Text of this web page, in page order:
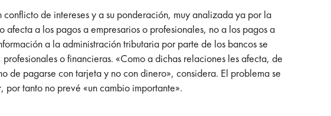
de intereses y a su ponderación, muy analizada ya por la
a los pagos a empresarios o profesionales, no a los pagos a
a la administración tributaria por parte de los bancos se
o financieras. «Como a dichas relaciones les afecta, de
pagarse con tarjeta y no con dinero», considera. El problema se
tanto no prevé «un cambio importante».